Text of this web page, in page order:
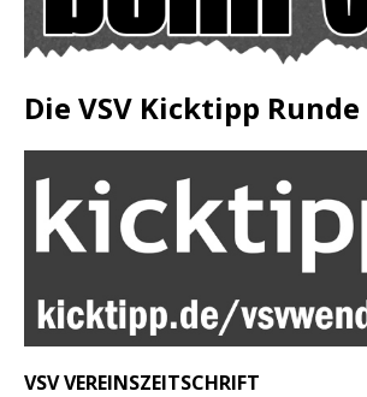
Die VSV Kicktipp Runde
VSV VEREINSZEITSCHRIFT